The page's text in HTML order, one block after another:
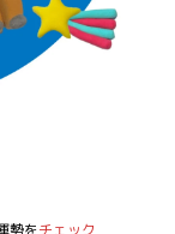
勢をチェック